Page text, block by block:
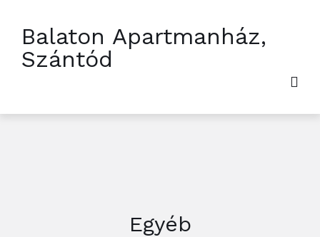
Balaton Apartmanház,
Szántód
Egyéb